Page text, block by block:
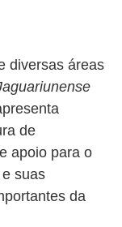
diversas áreas
de
apoio para o
suas
da